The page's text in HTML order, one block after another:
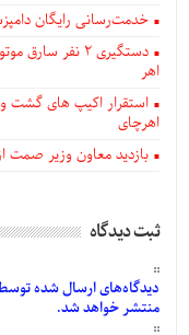
خدمت‌رسانی رایگان
دستگيری ۲
اهر
استقرار اکیپ های گشت و
اهرچای
بازدید معاون وزیر صمت
ثبت دیدگاه
دیدگاه‌هایارسالشده
منتشر خواهد شد.